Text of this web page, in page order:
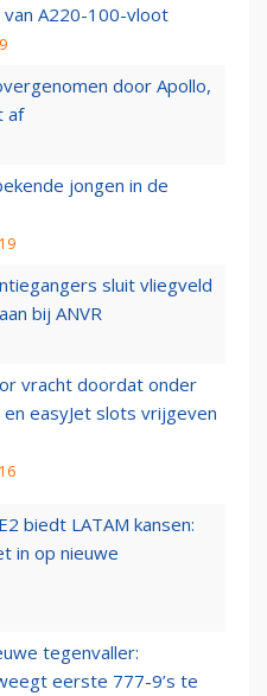
van A220-100-vloot
door Apollo,
af
jongen in de
sluit vliegveld
bij ANVR
vracht doordat onder
easyJet slots vrijgeven
biedt LATAM kansen:
in op nieuwe
tegenvaller:
eerste 777-9’s te